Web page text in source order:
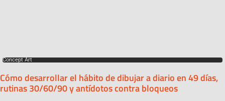
Concept Art
Cómo desarrollar el hábito de dibujar a diario en 49 días,
rutinas 30/60/90 y antídotos contra bloqueos